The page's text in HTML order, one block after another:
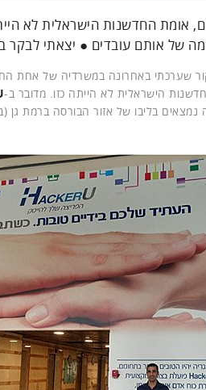
של אותם עובדים ● יצאתי לבקר
שערכתי באחרונה במשרדיה של אחת
הישראלית לא הייתה כזו. מדובר ב-
בליבו של אזור הבורסה ברמת גן